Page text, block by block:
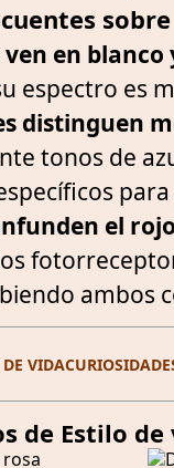
ven en blanco
espectro es
distinguen
tonos de
el
ambos
DE VIDA
de Estilo de